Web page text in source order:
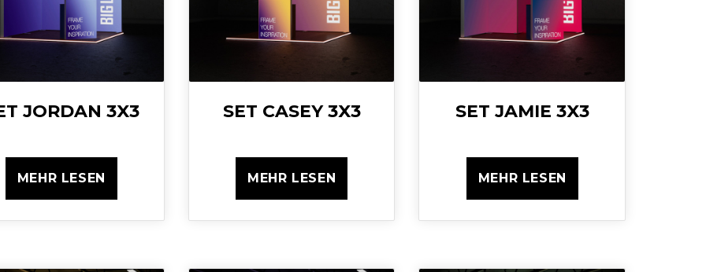
JORDAN 3X3
MEHR LESEN
SET CASEY 3X3
MEHR LESEN
SET JAMIE 3X3
MEHR LESEN